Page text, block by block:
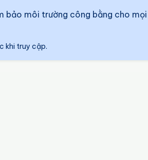
bảo môi trường công bằng cho mọi
khi truy cập.